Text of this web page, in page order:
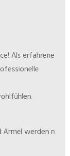
ce!Alserfahrene
ofessionelle
ohlfühlen.
Ärmelwerdenn